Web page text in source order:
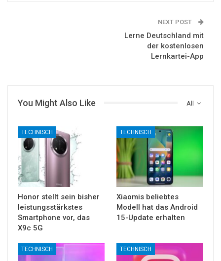
NEXT POST
Lerne Deutschland mit
der kostenlosen
Lernkartei-App
All
You Might Also Like
TECHNISCH
Honor stellt sein bisher
leistungsstärkstes
Smartphone vor, das
X9c 5G
TECHNISCH
Xiaomis beliebtes
Modell hat das Android
15-Update erhalten
TECHNISCH TECHNISCH